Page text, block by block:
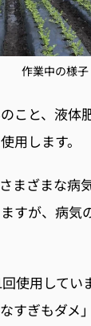
作業中の様子
こと、液体
用します。
まざまな病
すが、病気
使用してい
すぎもダメ